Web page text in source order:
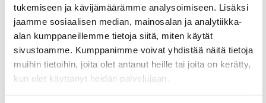
tukemiseen ja kävijämäärämme analysoimiseen. Lisäksi
jaamme sosiaalisen median, mainosalan ja analytiikka-
alan kumppaneillemme tietoja siitä, miten käytät
sivustoamme. Kumppanimme voivat yhdistää näitä tietoja
muihin tietoihin, joita olet antanut heille tai joita on kerätty,
kun olet käyttänyt heidän palvelujaan.
Tarinakartta – helppo tapa
tutustua kaavaan
Tarinakartta
on helppo tapa tutustua
kaavan sisältöön.